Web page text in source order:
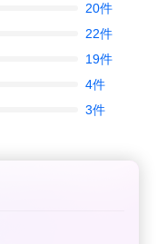
20件
22件
19件
4件
3件